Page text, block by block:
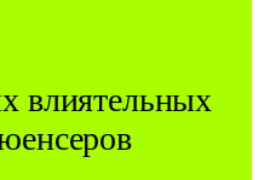
влиятельных